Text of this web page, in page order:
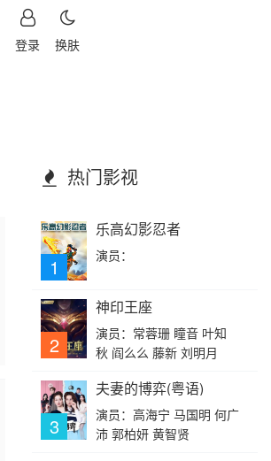
换肤
登录
热门影视
1
乐高幻影忍者
演员：
2
神印王座
演员：常蓉珊 瞳音 叶知
秋 阎么么 藤新 刘明月
3
夫妻的博弈(粤语)
演员：高海宁 马国明 何广
沛 郭柏妍 黄智贤